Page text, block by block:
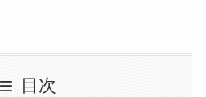
目次